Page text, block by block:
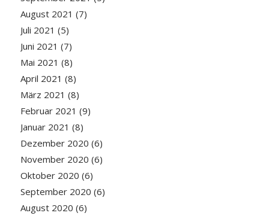
August 2021 (7)
Juli 2021 (5)
Juni 2021 (7)
Mai 2021 (8)
April 2021 (8)
März 2021 (8)
Februar 2021 (9)
Januar 2021 (8)
Dezember 2020 (6)
November 2020 (6)
Oktober 2020 (6)
September 2020 (6)
August 2020 (6)